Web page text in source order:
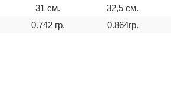
31 см. 32,5 см.
0.742 гр. 0.864гр.